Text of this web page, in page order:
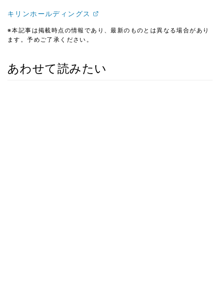
キリンホールディングス
※本記事は掲載時点の情報であり、最新のものとは異なる場合があり
ます。予めご了承ください。
あわせて読みたい